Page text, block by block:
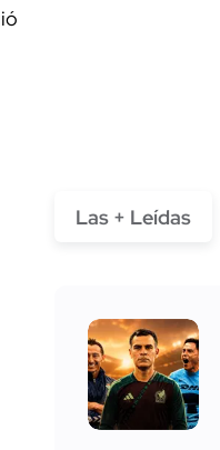
Las + Leídas